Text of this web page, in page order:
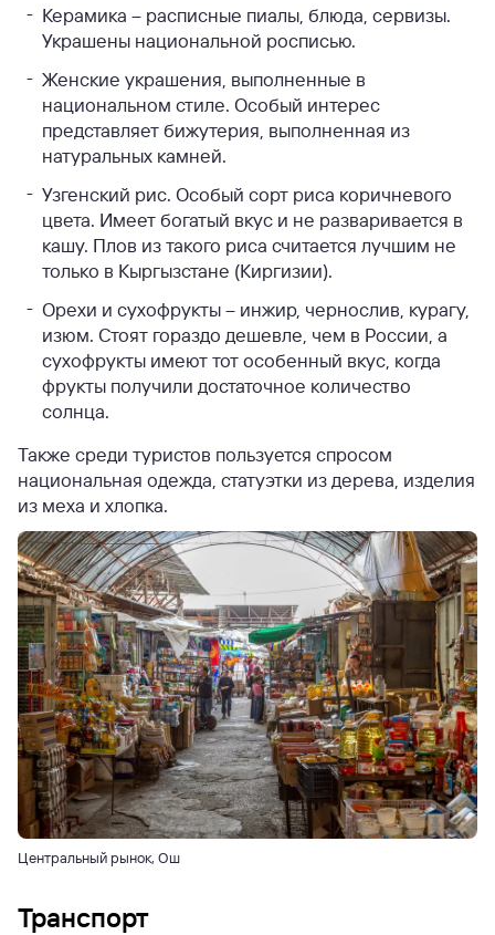
Керамика – расписные пиалы, блюда, сервизы.
Украшены национальной росписью.
Женские украшения, выполненные в
национальном стиле. Особый интерес
представляет бижутерия, выполненная из
натуральных камней.
Узгенский рис. Особый сорт риса коричневого
цвета. Имеет богатый вкус и не разваривается в
кашу. Плов из такого риса считается лучшим не
только в Кыргызстане (Киргизии).
Орехи и сухофрукты – инжир, чернослив, курагу,
изюм. Стоят гораздо дешевле, чем в России, а
сухофрукты имеют тот особенный вкус, когда
фрукты получили достаточное количество
солнца.
Также среди туристов пользуется спросом
национальная одежда, статуэтки из дерева, изделия
из меха и хлопка.
Центральный рынок, Ош
Транспорт